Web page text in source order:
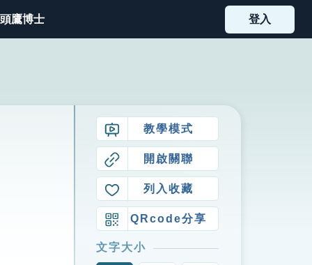
鷹博士 登入
教學模式
開啟關聯
列入收藏
QRcode分享
文字大小